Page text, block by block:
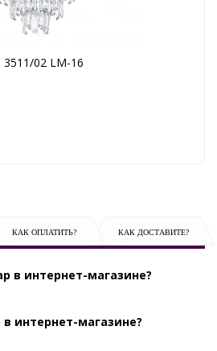
02 LM-16
КАК ОПЛАТИТЬ? КАК ДОСТАВИТЕ?
в интернет-магазине?
интернет-магазине?